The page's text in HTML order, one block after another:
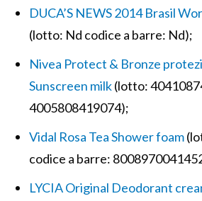
DUCA’S NEWS 2014 Brasil
(lotto: Nd codice a barre: Nd);
Nivea Protect & Bronze
Sunscreen milk(lotto:
4005808419074);
Vidal Rosa Tea Shower foam
codice a barre:
LYCIA Original Deodorant